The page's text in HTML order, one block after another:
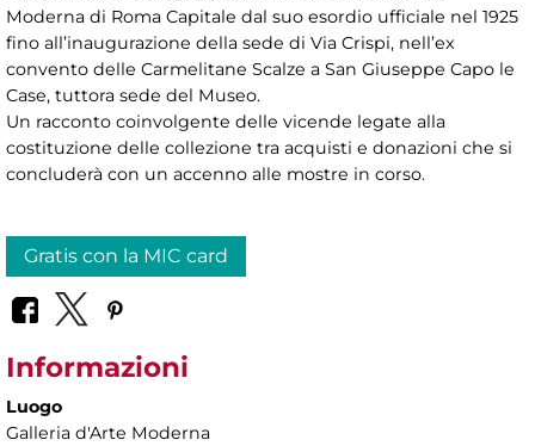
Moderna di Roma Capitale dal suo esordio ufficiale nel 1925
fino all’inaugurazione della sede di Via Crispi, nell’ex
convento delle Carmelitane Scalze a San Giuseppe Capo le
Case, tuttora sede del Museo.
Un racconto coinvolgente delle vicende legate alla
costituzione delle collezione tra acquisti e donazioni che si
concluderà con un accenno alle mostre in corso.
Gratis con la MIC card
Informazioni
Luogo
Galleria d'Arte Moderna